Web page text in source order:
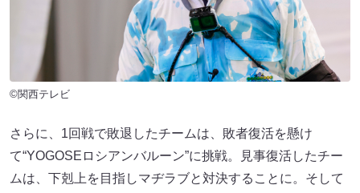
©関西テレビ
さらに、1回戦で敗退したチームは、敗者復活を懸け
て“YOGOSEロシアンバルーン”に挑戦。見事復活したチー
ムは、下剋上を目指しマヂラブと対決することに。そして